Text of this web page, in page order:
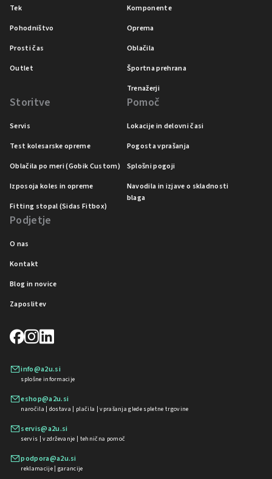
Tek
Pohodništvo
Prosti čas
Outlet
Komponente
Oprema
Oblačila
Športna prehrana
Trenažerji
Storitve
Servis
Test kolesarske opreme
Oblačila po meri (Gobik Custom)
Izposoja koles in opreme
Fitting stopal (Sidas Fitbox)
Pomoč
Lokacije in delovni časi
Pogosta vprašanja
Splošni pogoji
Navodila in izjave o skladnosti
blaga
Podjetje
O nas
Kontakt
Blog in novice
Zaposlitev
info@a2u.si
splošne informacije
eshop@a2u.si
naročila | dostava | plačila | vprašanja glede spletne trgovine
servis@a2u.si
servis | vzdrževanje | tehnična pomoč
podpora@a2u.si
reklamacije | garancije